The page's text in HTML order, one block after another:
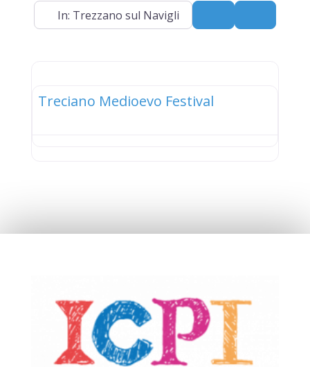
Near
Treciano Medioevo Festival